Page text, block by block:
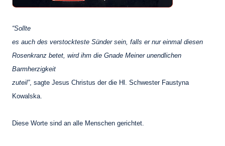
“Sollte
es auch des verstockteste Sünder sein, falls er nur einmal diesen
Rosenkranz betet, wird ihm die Gnade Meiner unendlichen
Barmherzigkeit
zuteil”, sagte Jesus Christus der die Hl. Schwester Faustyna
Kowalska.
Diese Worte sind an alle Menschen gerichtet.